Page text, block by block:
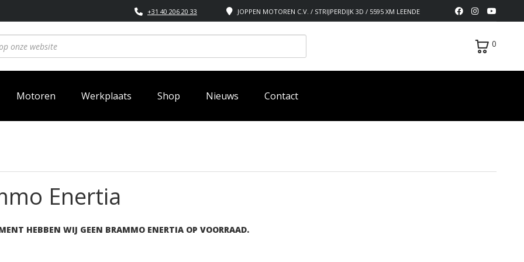
JOPPEN MOTOREN C.V. / STRIJPERDIJK 3D / 5595 XM LEENDE
+31 40 206 20 33
0
Motoren Werkplaats Shop Nieuws Contact
Enertia
HEBBEN WIJ GEEN BRAMMO ENERTIA OP VOORRAAD.